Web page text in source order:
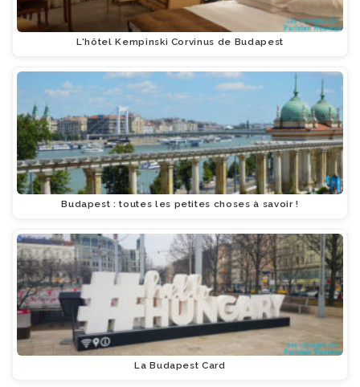
L'hôtel Kempinski Corvinus de Budapest
Budapest : toutes les petites choses à savoir !
La Budapest Card